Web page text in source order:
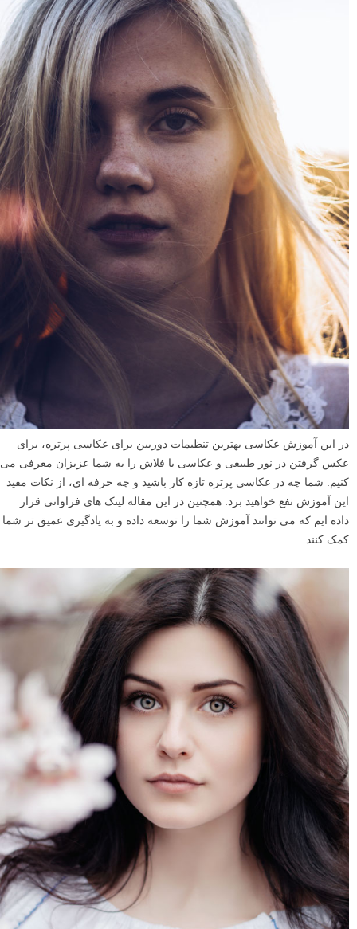
در این آموزش عکاسی بهترین تنظیمات دوربین برای عکاسی پرتره، برای
عکس گرفتن در نور طبیعی و عکاسی با فلاش را به شما عزیزان معرفی می
کنیم. شما چه در عکاسی پرتره تازه کار باشید و چه حرفه ای، از نکات مفید
این آموزش نفع خواهید برد. همچنین در این مقاله لینک های فراوانی قرار
داده ایم که می توانند آموزش شما را توسعه داده و به یادگیری عمیق تر شما
کمک کنند.